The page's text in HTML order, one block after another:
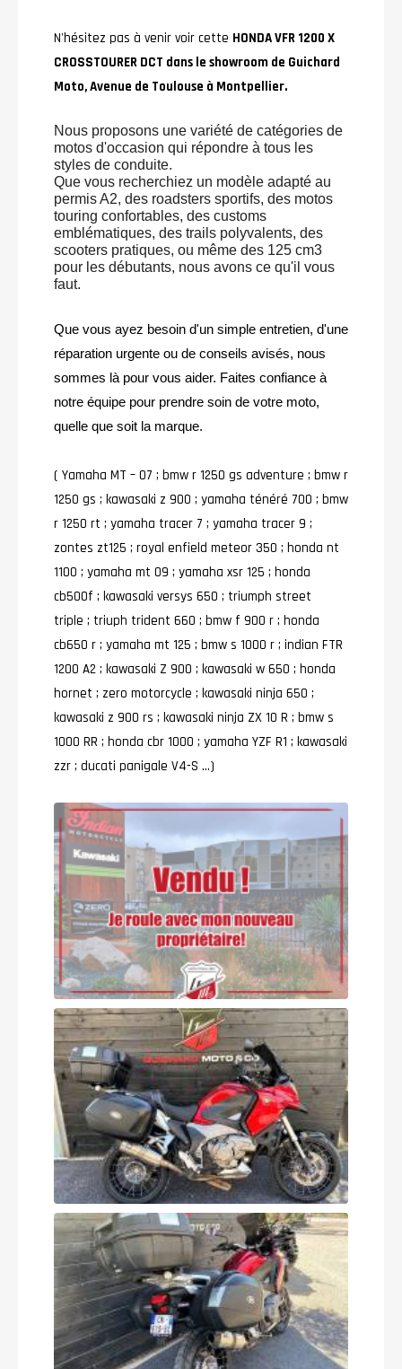
N'hésitez pas à venir voir cette HONDA VFR 1200 X
CROSSTOURER DCT dans le showroom de Guichard
Moto, Avenue de Toulouse à Montpellier.
Nous proposons une variété de catégories de
motos d'occasion qui répondre à tous les
styles de conduite.
Que vous recherchiez un modèle adapté au
permis A2, des roadsters sportifs, des motos
touring confortables, des customs
emblématiques, des trails polyvalents, des
scooters pratiques, ou même des 125 cm3
pour les débutants, nous avons ce qu'il vous
faut.
Que vous ayez besoin d'un simple entretien, d'une
réparation urgente ou de conseils avisés, nous
sommes là pour vous aider. Faites confiance à
notre équipe pour prendre soin de votre moto,
quelle que soit la marque.
( Yamaha MT – O7 ; bmw r 1250 gs adventure ; bmw r
1250 gs ; kawasaki z 900 ; yamaha ténéré 700 ; bmw
r 1250 rt ; yamaha tracer 7 ; yamaha tracer 9 ;
zontes zt125 ; royal enfield meteor 350 ; honda nt
1100 ; yamaha mt 09 ; yamaha xsr 125 ; honda
cb500f ; kawasaki versys 650 ; triumph street
triple ; triuph trident 660 ; bmw f 900 r ; honda
cb650 r ; yamaha mt 125 ; bmw s 1000 r ; indian FTR
1200 A2 ; kawasaki Z 900 ; kawasaki w 650 ; honda
hornet ; zero motorcycle ; kawasaki ninja 650 ;
kawasaki z 900 rs ; kawasaki ninja ZX 1O R ; bmw s
1000 RR ; honda cbr 1000 ; yamaha YZF R1 ; kawasaki
zzr ; ducati panigale V4-S …)